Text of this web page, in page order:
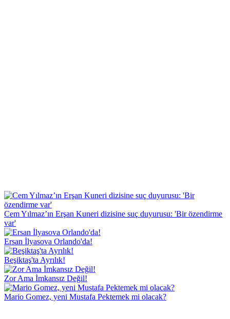
Cem Yılmaz’ın Erşan Kuneri dizisine suç duyurusu: 'Bir özendirme
var'
Ersan İlyasova Orlando'da!
Beşiktaş'ta Ayrılık!
Zor Ama İmkansız Değil!
Mario Gomez, yeni Mustafa Pektemek mi olacak?